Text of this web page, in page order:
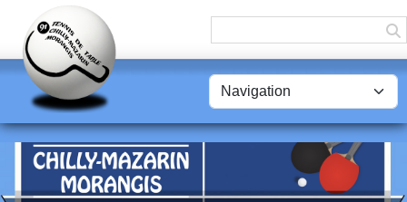
Panneau de gestion des cookies